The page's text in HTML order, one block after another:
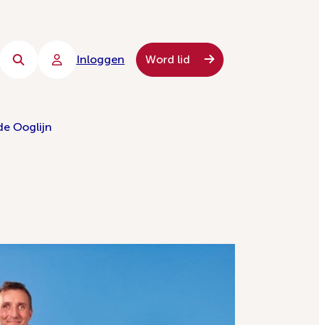
Inloggen Word lid
Ooglijn